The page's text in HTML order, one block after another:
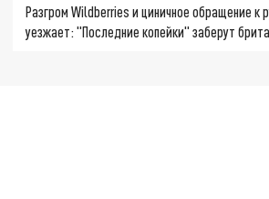
Разгром Wildberries и циничное обращение к
уезжает: "Последние копейки" заберут